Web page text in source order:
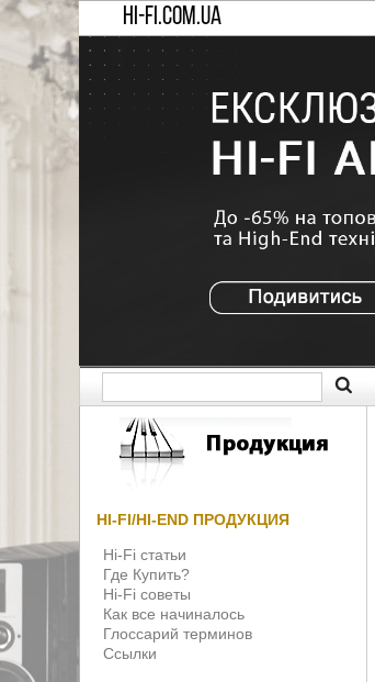
HI-FI.COM.UA
HI-FI/HI-END ПРОДУКЦИЯ
Hi-Fi статьи
Где Купить?
Hi-Fi советы
Как все начиналось
Глоссарий терминов
Ссылки